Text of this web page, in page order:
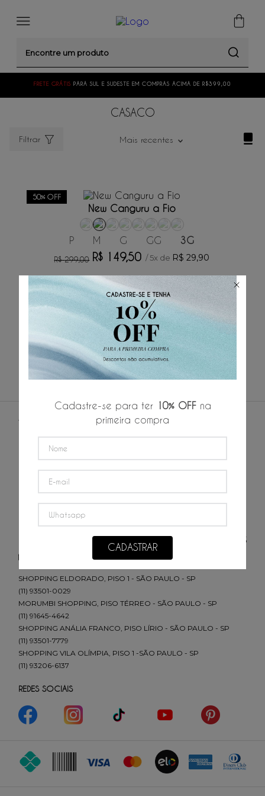
FRETE GRÁTIS PARA SUL E SUDESTE EM COMPRAS ACIMA DE R$399,00
CASACO
Filtrar Mais recentes
50% OFF
ADICIONAR AO CARRINHO
New Canguru a Fio
P M G GG 3G
R$ 299,00 R$ 149,50 /5x de R$ 29,90
50%OFF
ADICIONAR AO CARRINHO
Casaco Flanelado Gola alta c/ Capuz Xadrez
M G GG XGG
399,00 199, 50 /6 x de 33, 25
SUPORTE
ENTREGA
POLÍTICA DE PRIVACIDADE
POLÍTICA DE TROCA E DEVOLUÇÃO
FORMAS DE PAGAMENTO
MINHA CONTA
CONTATO
(11) 2693-4155
sac@redfeather.com.br
SHOPPING ELDORADO, PISO 1 - SÃO PAULO - SP
(11) 93501-0029
MORUMBI SHOPPING, PISO TÉRREO - SÃO PAULO - SP
(11) 91645-4642
SHOPPING ANÁLIA FRANCO, PISO LÍRIO - SÃO PAULO - SP
(11) 93501-7779
SHOPPING VILA OLÍMPIA, PISO 1 -SÃO PAULO - SP
(11) 93206-6137
REDES SOCIAIS
Cadastre-se para ter 10% OFFna
primeira compra
CADASTRAR